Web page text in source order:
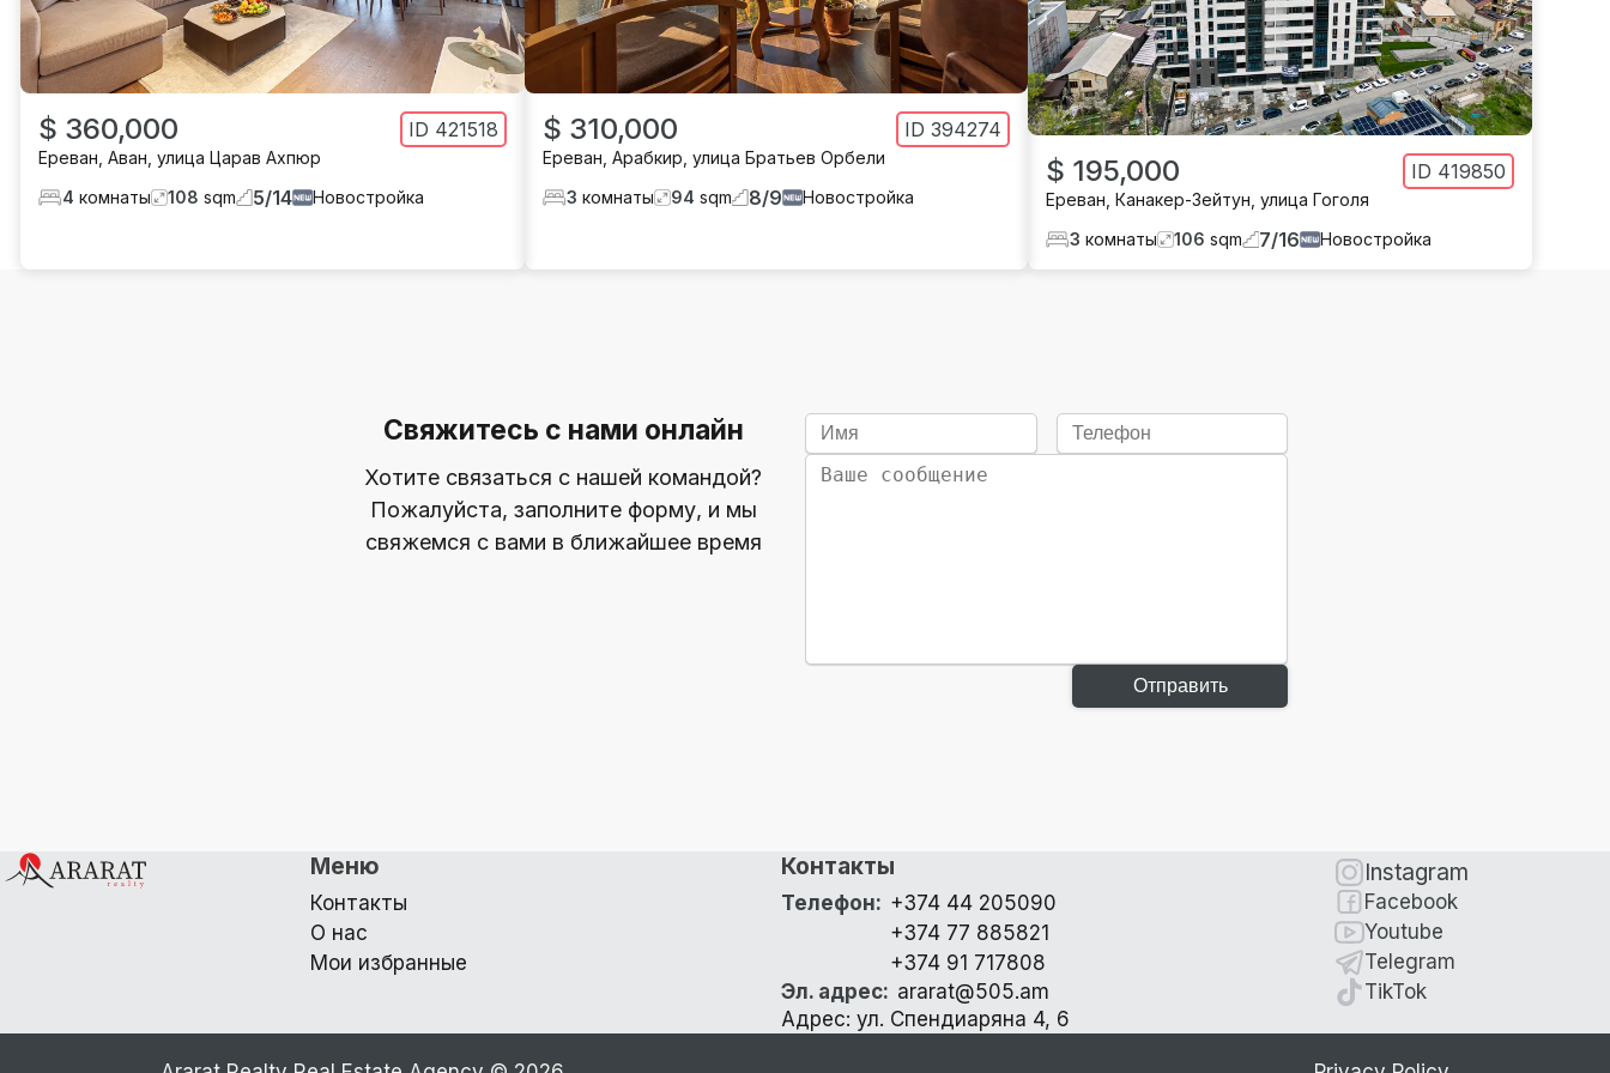
$ 360,000 ID 421518
Ереван Аван улица Царав Ахпюр
4 комнаты 108 sqm 5/14 Новостройка
$ 310,000 ID394274
Ереван Арабкир улица Братьев Орбели
3 комнаты 94 sqm 8/9 Новостройка
$ 195,000 ID 419850
Ереван Канакер-Зейтун улица Гоголя
3 комнаты 106 sqm 7/16 Новостройка
Свяжитесь с нами онлайн
Хотите связаться с нашей командой?
Пожалуйста, заполните форму, и мы
свяжемся с вами в ближайшее время
Отправить
Меню
Контакты
О нас
Мои избранные
Контакты
Телефон: +374 44 205090
+374 77 885821
+374 91 717808
Эл. адрес: ararat@505.am
Адрес: ул. Спендиаряна 4, 6
Instagram
Facebook
Youtube
Telegram
TikTok